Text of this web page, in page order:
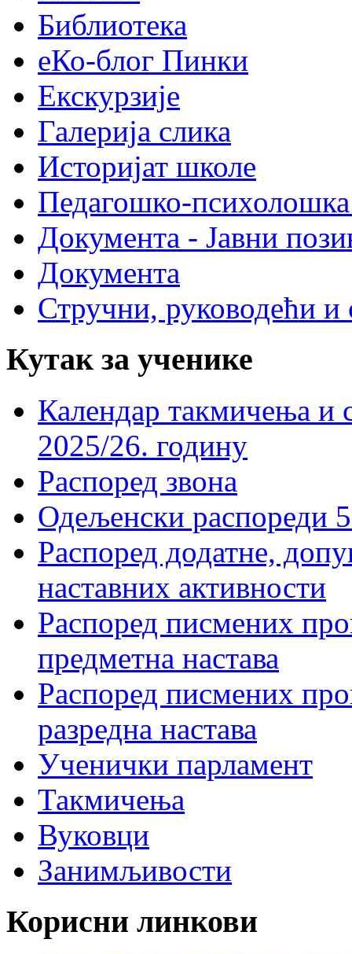
Библиотека
еКо-блог Пинки
Екскурзије
Галерија слика
Историјат школе
Педагошко-психолошка
Документа - Јавни
Документа
Стручни, руководећи и
Кутак за ученике
Календар такмичења
2025/26. годину
Распоред звона
Одељенски распореди
Распоред додатне,
наставних активности
Распоред писмених
предметна настава
Распоред писмених
разредна настава
Ученички парламент
Такмичења
Вуковци
Занимљивости
Корисни линкови